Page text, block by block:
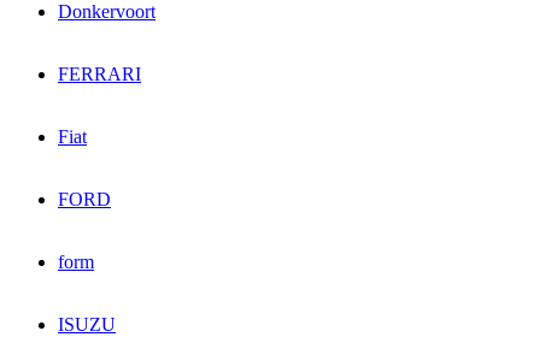
Donkervoort
FERRARI
Fiat
FORD
form
ISUZU